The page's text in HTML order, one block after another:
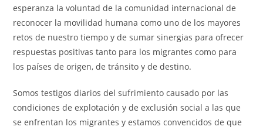
esperanza la voluntad de la comunidad internacional de
reconocer la movilidad humana como uno de los mayores
retos de nuestro tiempo y de sumar sinergias para ofrecer
respuestas positivas tanto para los migrantes como para
los países de origen, de tránsito y de destino.
Somos testigos diarios del sufrimiento causado por las
condiciones de explotación y de exclusión social a las que
se enfrentan los migrantes y estamos convencidos de que